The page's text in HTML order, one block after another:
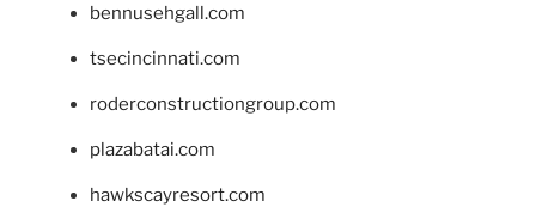
bennusehgall.com
tsecincinnati.com
roderconstructiongroup.com
plazabatai.com
hawkscayresort.com